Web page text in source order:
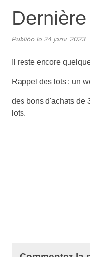
Publiée le 24 janv. 2023
Il reste encore
Rappel des lots : un
des bons d'achats de
lots.